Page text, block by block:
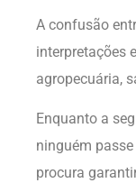
A confusão
interpretações
agropecuária,
Enquanto a
ninguém
procura